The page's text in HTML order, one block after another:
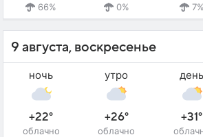
66%
0%
7%
9 августа, воскресенье
ночь
+22°
облачно
утро
+26°
облачно
день
+31°